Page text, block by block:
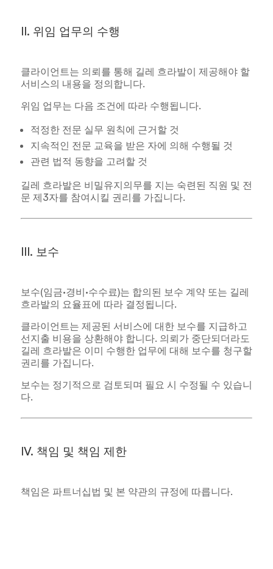
II. 위임 업무의 수행
클라이언트는 의뢰를 통해 길레 흐라발이 제공해야 할
서비스의 내용을 정의합니다.
위임 업무는 다음 조건에 따라 수행됩니다.
적정한 전문 실무 원칙에 근거할 것
지속적인 전문 교육을 받은 자에 의해 수행될 것
관련 법적 동향을 고려할 것
길레 흐라발은 비밀유지의무를 지는 숙련된 직원 및 전
문 제3자를 참여시킬 권리를 가집니다.
III. 보수
보수(임금·경비·수수료)는 합의된 보수 계약 또는 길레
흐라발의 요율표에 따라 결정됩니다.
클라이언트는 제공된 서비스에 대한 보수를 지급하고
선지출 비용을 상환해야 합니다. 의뢰가 중단되더라도
길레 흐라발은 이미 수행한 업무에 대해 보수를 청구할
권리를 가집니다.
보수는 정기적으로 검토되며 필요 시 수정될 수 있습니
다.
IV. 책임 및 책임 제한
책임은 파트너십법 및 본 약관의 규정에 따릅니다.